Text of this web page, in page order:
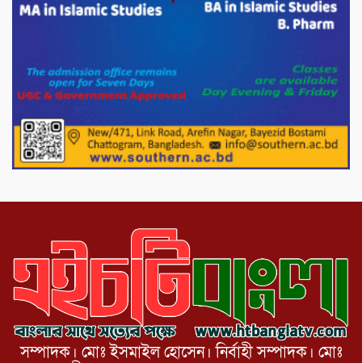
পাটগ্রামে ১০০ পিস ইয়াবাসহ দুই মাদক
ড্যাবের ৩৭তম প্রতিষ্ঠাবার্ষিকীতে প্রধানমন্ত্রী
তারেক রহমান।
চন্দনাইশের হাশিমপুর ৪ নং ওয়ার্ডে ৫’শতাধিক
হতদরিদ্র পরিবারের মাঝে খাদ্যসামগ্রী বিতরণ
সম্পাদক। মোঃ ইসমাইল হোসেন। নির্বাহী সম্পাদক। মোঃ